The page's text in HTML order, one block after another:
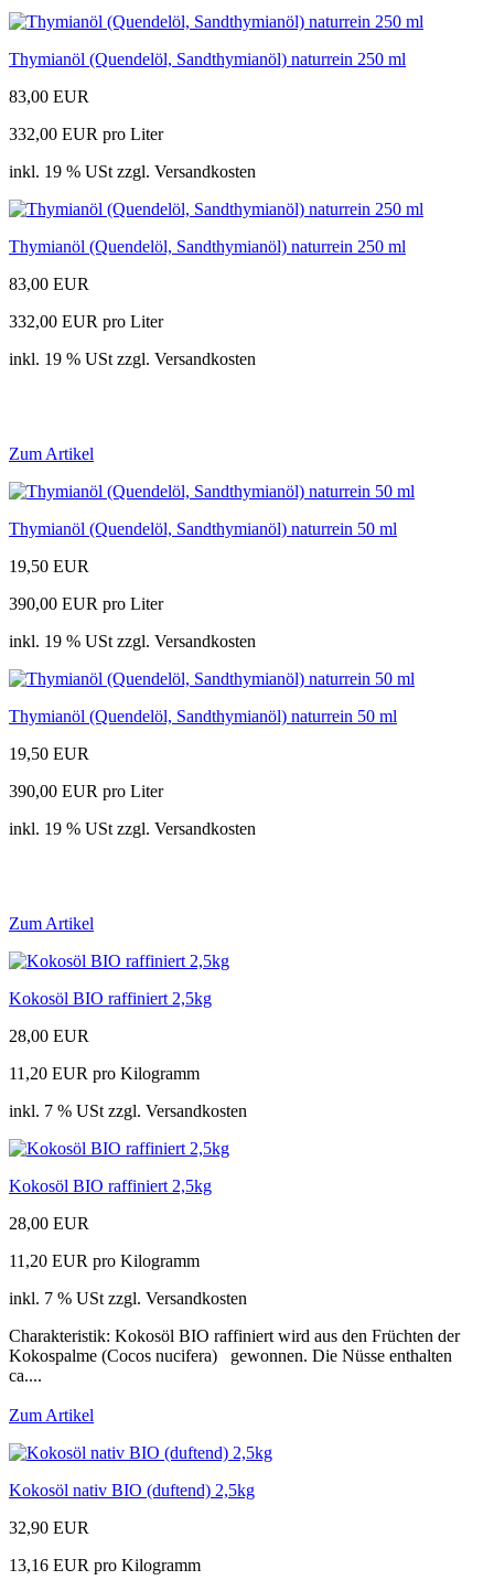
Thymianöl (Quendelöl, Sandthymianöl) naturrein 250 ml
83,00 EUR
332,00 EUR pro Liter
inkl. 19 % USt zzgl. Versandkosten
Thymianöl (Quendelöl, Sandthymianöl) naturrein 250 ml
83,00 EUR
332,00 EUR pro Liter
inkl. 19 % USt zzgl. Versandkosten
Zum Artikel
Thymianöl (Quendelöl, Sandthymianöl) naturrein 50 ml
19,50 EUR
390,00 EUR pro Liter
inkl. 19 % USt zzgl. Versandkosten
Thymianöl (Quendelöl, Sandthymianöl) naturrein 50 ml
19,50 EUR
390,00 EUR pro Liter
inkl. 19 % USt zzgl. Versandkosten
Zum Artikel
Kokosöl BIO raffiniert 2,5kg
28,00 EUR
11,20 EUR pro Kilogramm
inkl. 7 % USt zzgl. Versandkosten
Kokosöl BIO raffiniert 2,5kg
28,00 EUR
11,20 EUR pro Kilogramm
inkl. 7 % USt zzgl. Versandkosten
Charakteristik: Kokosöl BIO raffiniert wird aus den Früchten der
Kokospalme (Cocos nucifera) gewonnen. Die Nüsse enthalten
ca....
Zum Artikel
Kokosöl nativ BIO (duftend) 2,5kg
32,90 EUR
13,16 EUR pro Kilogramm